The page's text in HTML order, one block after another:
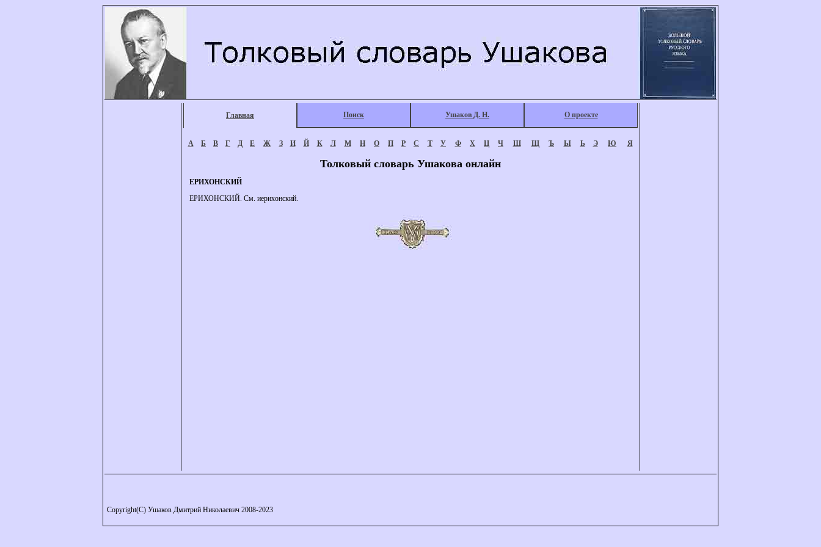
Главная Поиск Ушаков Д. Н. О проекте
А Б В Г Д Е Ж З И Й К Л М Н О П Р С Т У Ф Х Ц Ч Ш Щ Ъ Ы Ь Э Ю Я
Толковый словарь Ушакова онлайн
ЕРИХОНСКИЙ
ЕРИХОНСКИЙ. См. иерихонский.
Copyright(C) Ушаков Дмитрий Николаевич 2008-2023